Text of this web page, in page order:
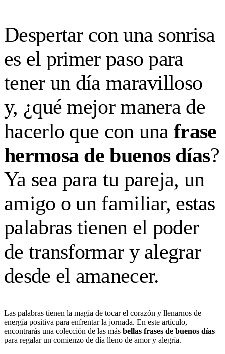
Despertar con una sonrisa
es el primer paso para
tener un día maravilloso
y, ¿qué mejor manera de
hacerlo que con una frase
hermosa de buenos días?
Ya sea para tu pareja, un
amigo o un familiar, estas
palabras tienen el poder
de transformar y alegrar
desde el amanecer.
Las palabras tienen la magia de tocar el corazón y llenarnos de
energía positiva para enfrentar la jornada. En este artículo,
encontrarás una colección de las más bellas frases de buenos días
para regalar un comienzo de día lleno de amor y alegría.